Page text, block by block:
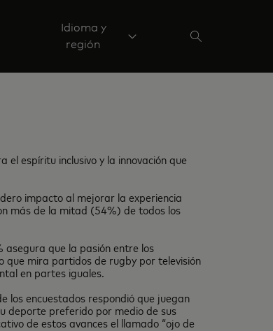
Idioma y
región
espíritu inclusivo y la innovación que
impacto al mejorar la experiencia
más de la mitad (54%) de todos los
asegura que la pasión entre los
que mira partidos de rugby por televisión
en partes iguales.
los encuestados respondió que juegan
deporte preferido por medio de sus
de estos avances el llamado “ojo de